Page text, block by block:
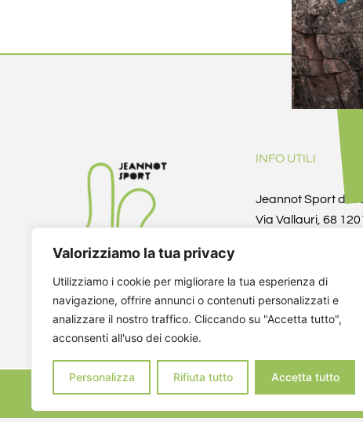
Valorizziamo la tua privacy
Utilizziamo i cookie per migliorare la tua esperienza di
navigazione, offrire annunci o contenuti personalizzati e
analizzare il nostro traffico. Cliccando su "Accetta tutto",
acconsenti all'uso dei cookie.
Personalizza Rifiuta tutto Accetta tutto
INFO UTILI
Jeannot Sport di
Via Vallauri, 68
Telefono/Fax +39
fantinoi@yahoo.it
P.IVA 04136600048
CF